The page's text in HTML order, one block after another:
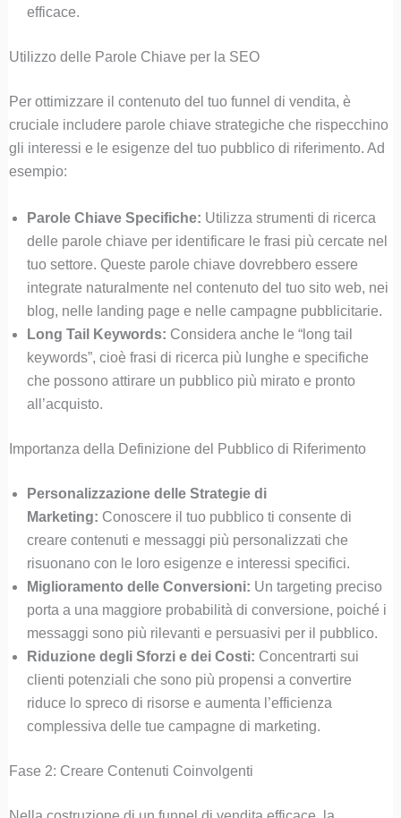
efficace.
Utilizzo delle Parole Chiave per la SEO
Per ottimizzare il contenuto del tuo funnel di vendita, è
cruciale includere parole chiave strategiche che rispecchino
gli interessi e le esigenze del tuo pubblico di riferimento. Ad
esempio:
Parole Chiave Specifiche: Utilizza strumenti di ricerca
delle parole chiave per identificare le frasi più cercate nel
tuo settore. Queste parole chiave dovrebbero essere
integrate naturalmente nel contenuto del tuo sito web, nei
blog, nelle landing page e nelle campagne pubblicitarie.
Long Tail Keywords: Considera anche le “long tail
keywords”, cioè frasi di ricerca più lunghe e specifiche
che possono attirare un pubblico più mirato e pronto
all’acquisto.
Importanza della Definizione del Pubblico di Riferimento
Personalizzazione delle Strategie di
Marketing: Conoscere il tuo pubblico ti consente di
creare contenuti e messaggi più personalizzati che
risuonano con le loro esigenze e interessi specifici.
Miglioramento delle Conversioni: Un targeting preciso
porta a una maggiore probabilità di conversione, poiché i
messaggi sono più rilevanti e persuasivi per il pubblico.
Riduzione degli Sforzi e dei Costi: Concentrarti sui
clienti potenziali che sono più propensi a convertire
riduce lo spreco di risorse e aumenta l’efficienza
complessiva delle tue campagne di marketing.
Fase 2: Creare Contenuti Coinvolgenti